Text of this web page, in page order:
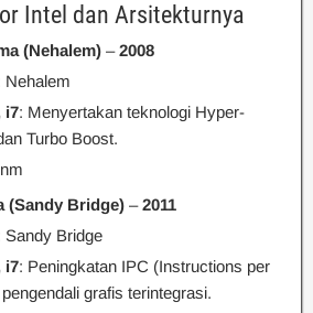
Intel dan Arsitekturnya
(Nehalem) –2008
Nehalem
i7: Menyertakan teknologi Hyper-
Turbo Boost.
(Sandy Bridge) –2011
Sandy Bridge
i7: Peningkatan IPC (Instructions per
grafis terintegrasi.